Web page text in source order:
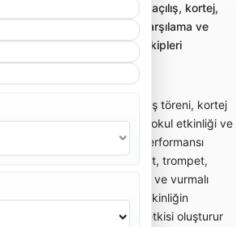
kiralama; gelin alma, düğün, açılış, kortej,
etkinliklerde enerjik karşılama ve
sunan profesyonel ekipleri
sağlar.
gelin alma, düğün girişi, açılış töreni, kortej
organizasyonu, festival, okul etkinliği ve
enerjik canlı müzik performansı
müzik ekibidir. Davul, trampet, trompet,
zurna veya farklı nefesli ve vurmalı
oluşabilir. Bando ekibi, etkinliğin
dikkat çekici bir karşılama etkisi oluşturur